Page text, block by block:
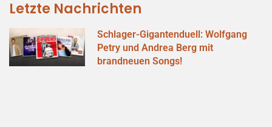
Letzte Nachrichten
Schlager-Gigantenduell: Wolfgang
Petry und Andrea Berg mit
brandneuen Songs!